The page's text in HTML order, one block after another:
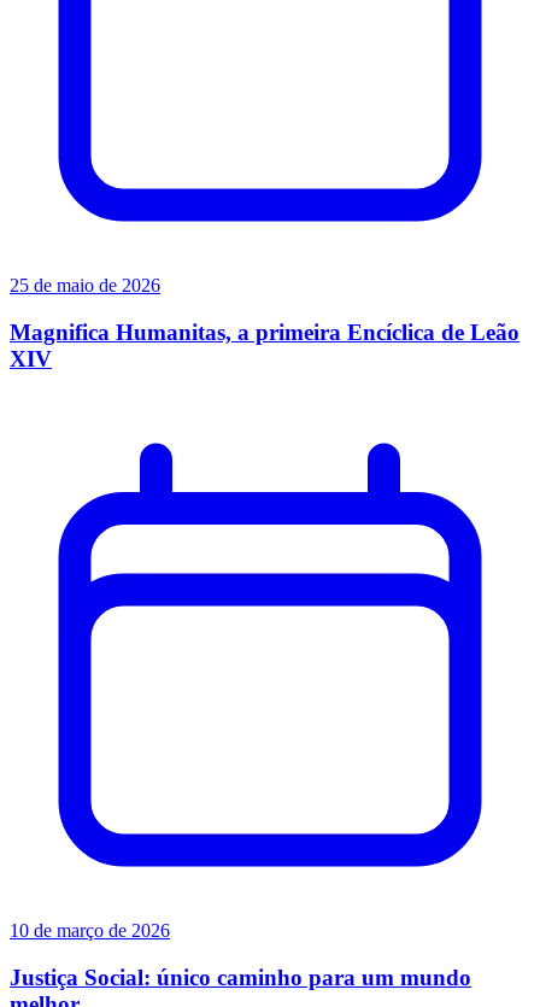
25 de maio de 2026
Magnifica Humanitas, a primeira Encíclica de Leão
XIV
10 de março de 2026
Justiça Social: único caminho para um mundo